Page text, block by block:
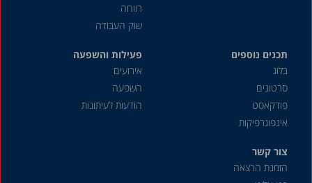
רווחה
שוק העבודה
תכנים נוספים
בלוג
סרטונים
פודקאסט
אינפוגרפיקות
פעילות והשפעה
אירועים
השפעה
הודעות לעיתונות
צור קשר
הזמנת הרצאה